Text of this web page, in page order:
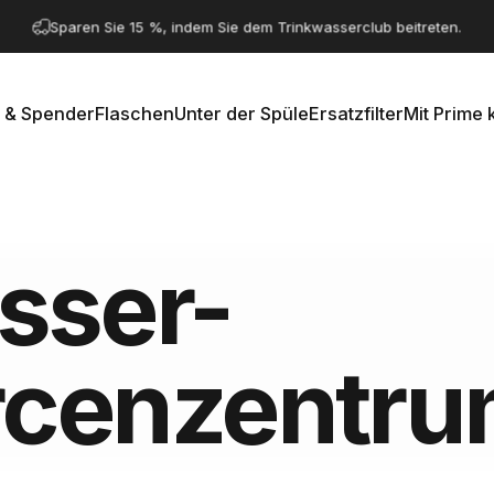
Sparen Sie 15 %, indem Sie dem Trinkwasserclub beitreten.
SpenderFlaschenUnter der SpüleErsatzfilterMit Prime